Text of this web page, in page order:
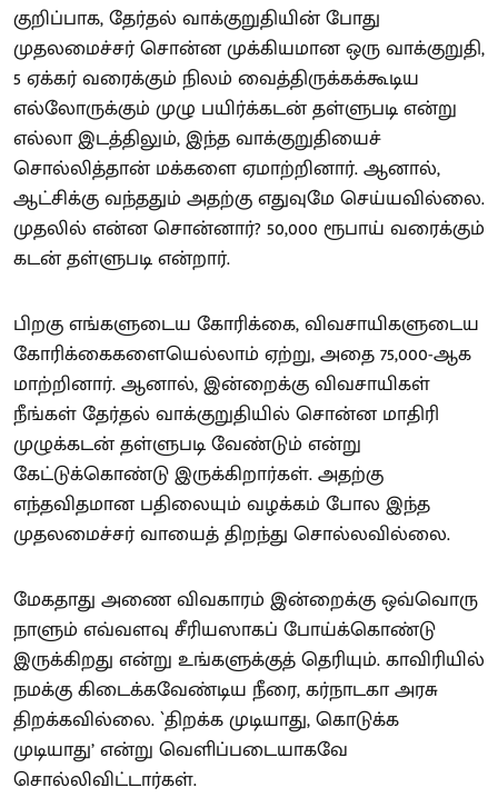
குறிப்பாக, தேர்தல் வாக்குறுதியின் போது
முதலமைச்சர் சொன்ன முக்கியமான ஒரு வாக்குறுதி,
5 ஏக்கர் வரைக்கும் நிலம் வைத்திருக்கக்கூடிய
எல்லோருக்கும் முழு பயிர்க்கடன் தள்ளுபடி என்று
எல்லா இடத்திலும், இந்த வாக்குறுதியைச்
சொல்லித்தான் மக்களை ஏமாற்றினார். ஆனால்,
ஆட்சிக்கு வந்ததும் அதற்கு எதுவுமே செய்யவில்லை.
முதலில் என்ன சொன்னார்? 50,000 ரூபாய் வரைக்கும்
கடன் தள்ளுபடி என்றார்.
பிறகு எங்களுடைய கோரிக்கை, விவசாயிகளுடைய
கோரிக்கைகளையெல்லாம் ஏற்று, அதை 75,000-ஆக
மாற்றினார். ஆனால், இன்றைக்கு விவசாயிகள்
நீங்கள் தேர்தல் வாக்குறுதியில் சொன்ன மாதிரி
முழுக்கடன் தள்ளுபடி வேண்டும் என்று
கேட்டுக்கொண்டு இருக்கிறார்கள். அதற்கு
எந்தவிதமான பதிலையும் வழக்கம் போல இந்த
முதலமைச்சர் வாயைத் திறந்து சொல்லவில்லை.
மேகதாது அணை விவகாரம் இன்றைக்கு ஒவ்வொரு
நாளும் எவ்வளவு சீரியஸாகப் போய்க்கொண்டு
இருக்கிறது என்று உங்களுக்குத் தெரியும். காவிரியில்
நமக்கு கிடைக்கவேண்டிய நீரை, கர்நாடகா அரசு
திறக்கவில்லை. `திறக்க முடியாது, கொடுக்க
முடியாது’ என்று வெளிப்படையாகவே
சொல்லிவிட்டார்கள்.